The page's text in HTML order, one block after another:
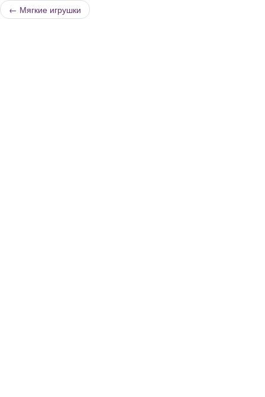
← Мягкие игрушки